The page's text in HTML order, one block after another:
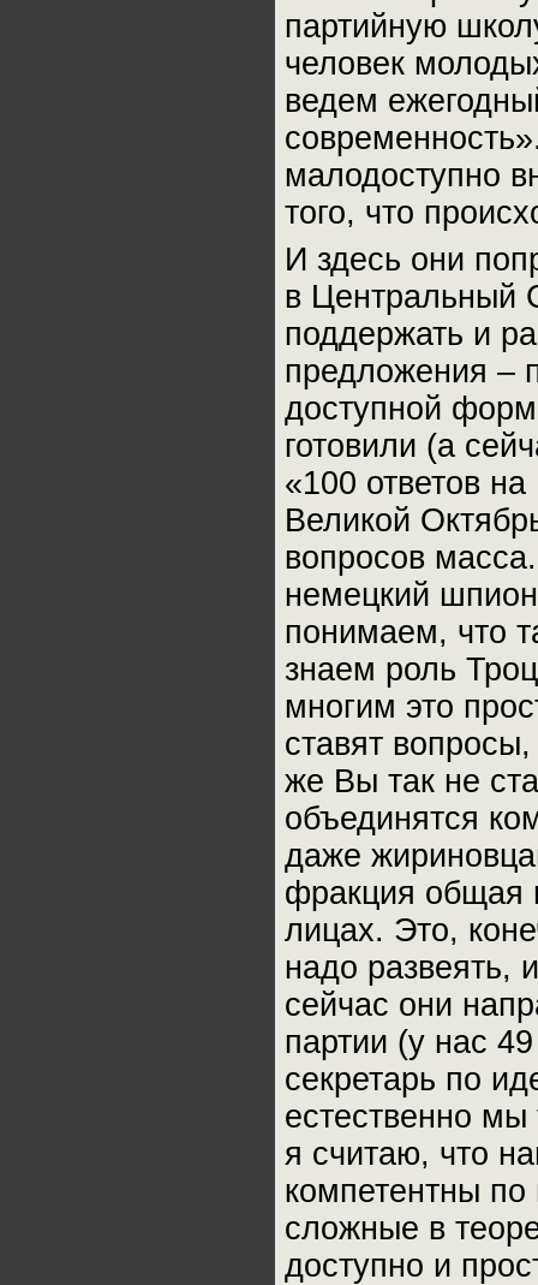
партийную
человек
ведем
малодоступно
того, что
И здесь они
в Центральный
поддержать и
предложения –
доступной
готовили (а
«100 ответов
Великой
вопросов
немецкий
понимаем, что
знаем роль
многим это
ставят
же Вы так не
объединятся
даже
фракция общая
лицах. Это,
надо развеять,
сейчас они
партии (у нас
секретарь по
естественно мы
я считаю, что
компетентны
сложные в
доступно и